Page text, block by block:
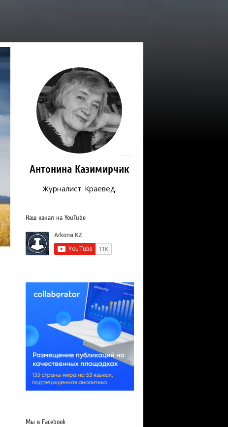
!
Антонина Казимирчик
Журналист. Краевед.
Наш канал на YouTube
Мы в Facebook